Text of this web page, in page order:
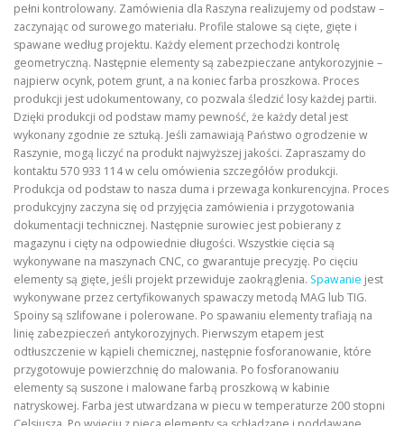
pełni kontrolowany. Zamówienia dla Raszyna realizujemy od podstaw –
zaczynając od surowego materiału. Profile stalowe są cięte, gięte i
spawane według projektu. Każdy element przechodzi kontrolę
geometryczną. Następnie elementy są zabezpieczane antykorozyjnie –
najpierw ocynk, potem grunt, a na koniec farba proszkowa. Proces
produkcji jest udokumentowany, co pozwala śledzić losy każdej partii.
Dzięki produkcji od podstaw mamy pewność, że każdy detal jest
wykonany zgodnie ze sztuką. Jeśli zamawiają Państwo ogrodzenie w
Raszynie, mogą liczyć na produkt najwyższej jakości. Zapraszamy do
kontaktu 570 933 114 w celu omówienia szczegółów produkcji.
Produkcja od podstaw to nasza duma i przewaga konkurencyjna. Proces
produkcyjny zaczyna się od przyjęcia zamówienia i przygotowania
dokumentacji technicznej. Następnie surowiec jest pobierany z
magazynu i cięty na odpowiednie długości. Wszystkie cięcia są
wykonywane na maszynach CNC, co gwarantuje precyzję. Po cięciu
elementy są gięte, jeśli projekt przewiduje zaokrąglenia. Spawanie jest
wykonywane przez certyfikowanych spawaczy metodą MAG lub TIG.
Spoiny są szlifowane i polerowane. Po spawaniu elementy trafiają na
linię zabezpieczeń antykorozyjnych. Pierwszym etapem jest
odtłuszczenie w kąpieli chemicznej, następnie fosforanowanie, które
przygotowuje powierzchnię do malowania. Po fosforanowaniu
elementy są suszone i malowane farbą proszkową w kabinie
natryskowej. Farba jest utwardzana w piecu w temperaturze 200 stopni